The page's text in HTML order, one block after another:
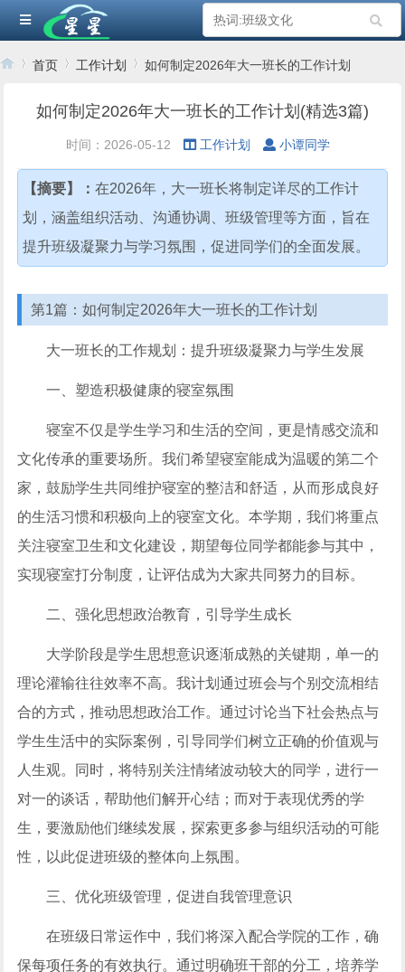
首页 工作计划
›
如何制定2026年大一班长的工作计划
如何制定2026年大一班长的工作计划(精选3篇)
时间：2026-05-12 工作计划 小谭同学
【摘要】：在2026年，大一班长将制定详尽的工作计
划，涵盖组织活动、沟通协调、班级管理等方面，旨在
提升班级凝聚力与学习氛围，促进同学们的全面发展。
第1篇：如何制定2026年大一班长的工作计划
大一班长的工作规划：提升班级凝聚力与学生发展
一、塑造积极健康的寝室氛围
寝室不仅是学生学习和生活的空间，更是情感交流和
文化传承的重要场所。我们希望寝室能成为温暖的第二个
家，鼓励学生共同维护寝室的整洁和舒适，从而形成良好
的生活习惯和积极向上的寝室文化。本学期，我们将重点
关注寝室卫生和文化建设，期望每位同学都能参与其中，
实现寝室打分制度，让评估成为大家共同努力的目标。
二、强化思想政治教育，引导学生成长
大学阶段是学生思想意识逐渐成熟的关键期，单一的
理论灌输往往效率不高。我计划通过班会与个别交流相结
合的方式，推动思想政治工作。通过讨论当下社会热点与
学生生活中的实际案例，引导同学们树立正确的价值观与
人生观。同时，将特别关注情绪波动较大的同学，进行一
对一的谈话，帮助他们解开心结；而对于表现优秀的学
生，要激励他们继续发展，探索更多参与组织活动的可能
性，以此促进班级的整体向上氛围。
三、优化班级管理，促进自我管理意识
在班级日常运作中，我们将深入配合学院的工作，确
保每项任务的有效执行。通过明确班干部的分工，培养学